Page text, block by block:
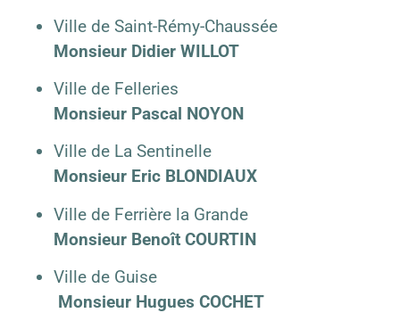
Ville de Saint-Rémy-Chaussée
Monsieur Didier WILLOT
Ville de Felleries
Monsieur Pascal NOYON
Ville de La Sentinelle
Monsieur Eric BLONDIAUX
Ville de Ferrière la Grande
Monsieur Benoît COURTIN
Ville de Guise
Monsieur Hugues COCHET